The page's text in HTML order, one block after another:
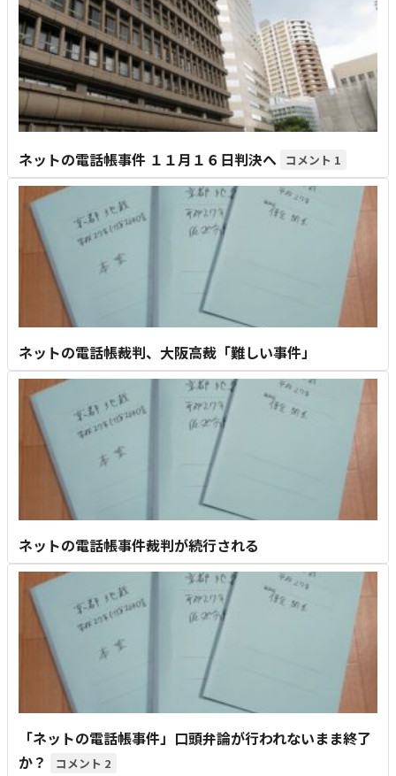
ネットの電話帳事件 １１月１６日判決へ 1
ネットの電話帳裁判、大阪高裁「難しい事件」
ネットの電話帳事件裁判が続行される
「ネットの電話帳事件」口頭弁論が行われないまま終了
か？
2